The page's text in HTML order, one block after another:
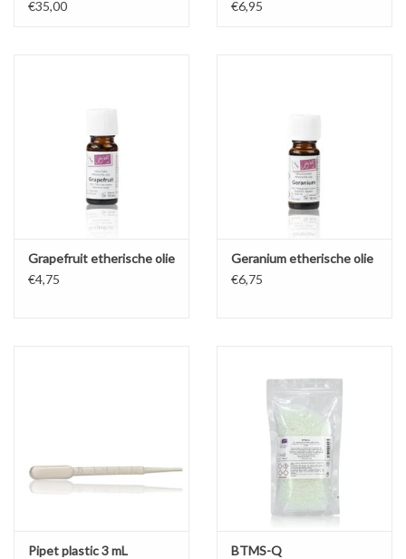
€35,00 €6,95
Grapefruit etherische olie
€4,75
Geranium etherische olie
€6,75
Pipet plastic 3 mL
BTMS-Q